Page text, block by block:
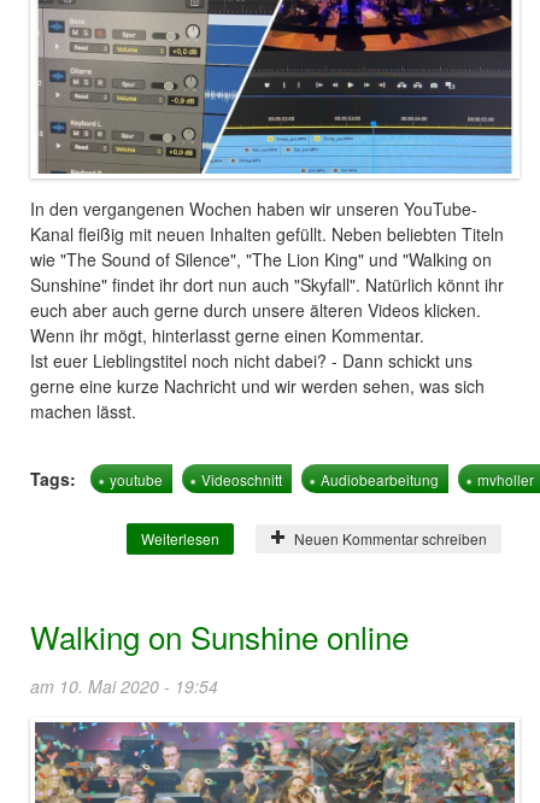
In den vergangenen Wochen haben wir unseren YouTube-
Kanal fleißig mit neuen Inhalten gefüllt. Neben beliebten Titeln
wie "The Sound of Silence", "The Lion King" und "Walking on
Sunshine" findet ihr dort nun auch "Skyfall". Natürlich könnt ihr
euch aber auch gerne durch unsere älteren Videos klicken.
Wenn ihr mögt, hinterlasst gerne einen Kommentar.
Ist euer Lieblingstitel noch nicht dabei? - Dann schickt uns
gerne eine kurze Nachricht und wir werden sehen, was sich
machen lässt.
Tags: youtube Videoschnitt Audiobearbeitung mvholler
Weiterlesen über Wir schneiden und bearbeiten fleißig
Neuen Kommentar schreiben
Walking on Sunshine online
am 10. Mai 2020 - 19:54